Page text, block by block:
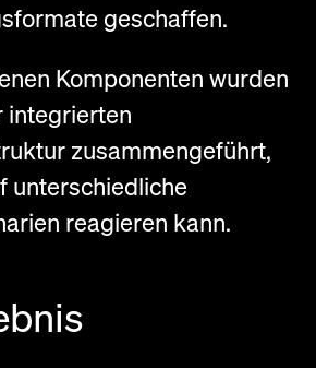
geschaffen.
Komponenten wurden
integrierten
zusammengeführt,
unterschiedliche
reagieren kann.